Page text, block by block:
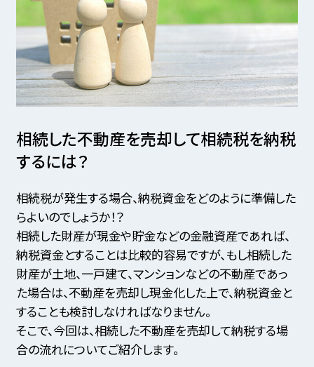
相続した不動産を売却して相続税を納税
するには？
相続税が発生する場合、納税資金をどのように準備した
らよいのでしょうか！？
相続した財産が現金や貯金などの金融資産であれば、
納税資金とすることは比較的容易ですが、 もし相続した
財産が土地、一戸建て、マンションなどの不動産であっ
た場合は、不動産を売却し現金化した上で、納税資金と
することも検討しなければなりません。
そこで、今回は、相続した不動産を売却して納税する場
合の流れについてご紹介します。